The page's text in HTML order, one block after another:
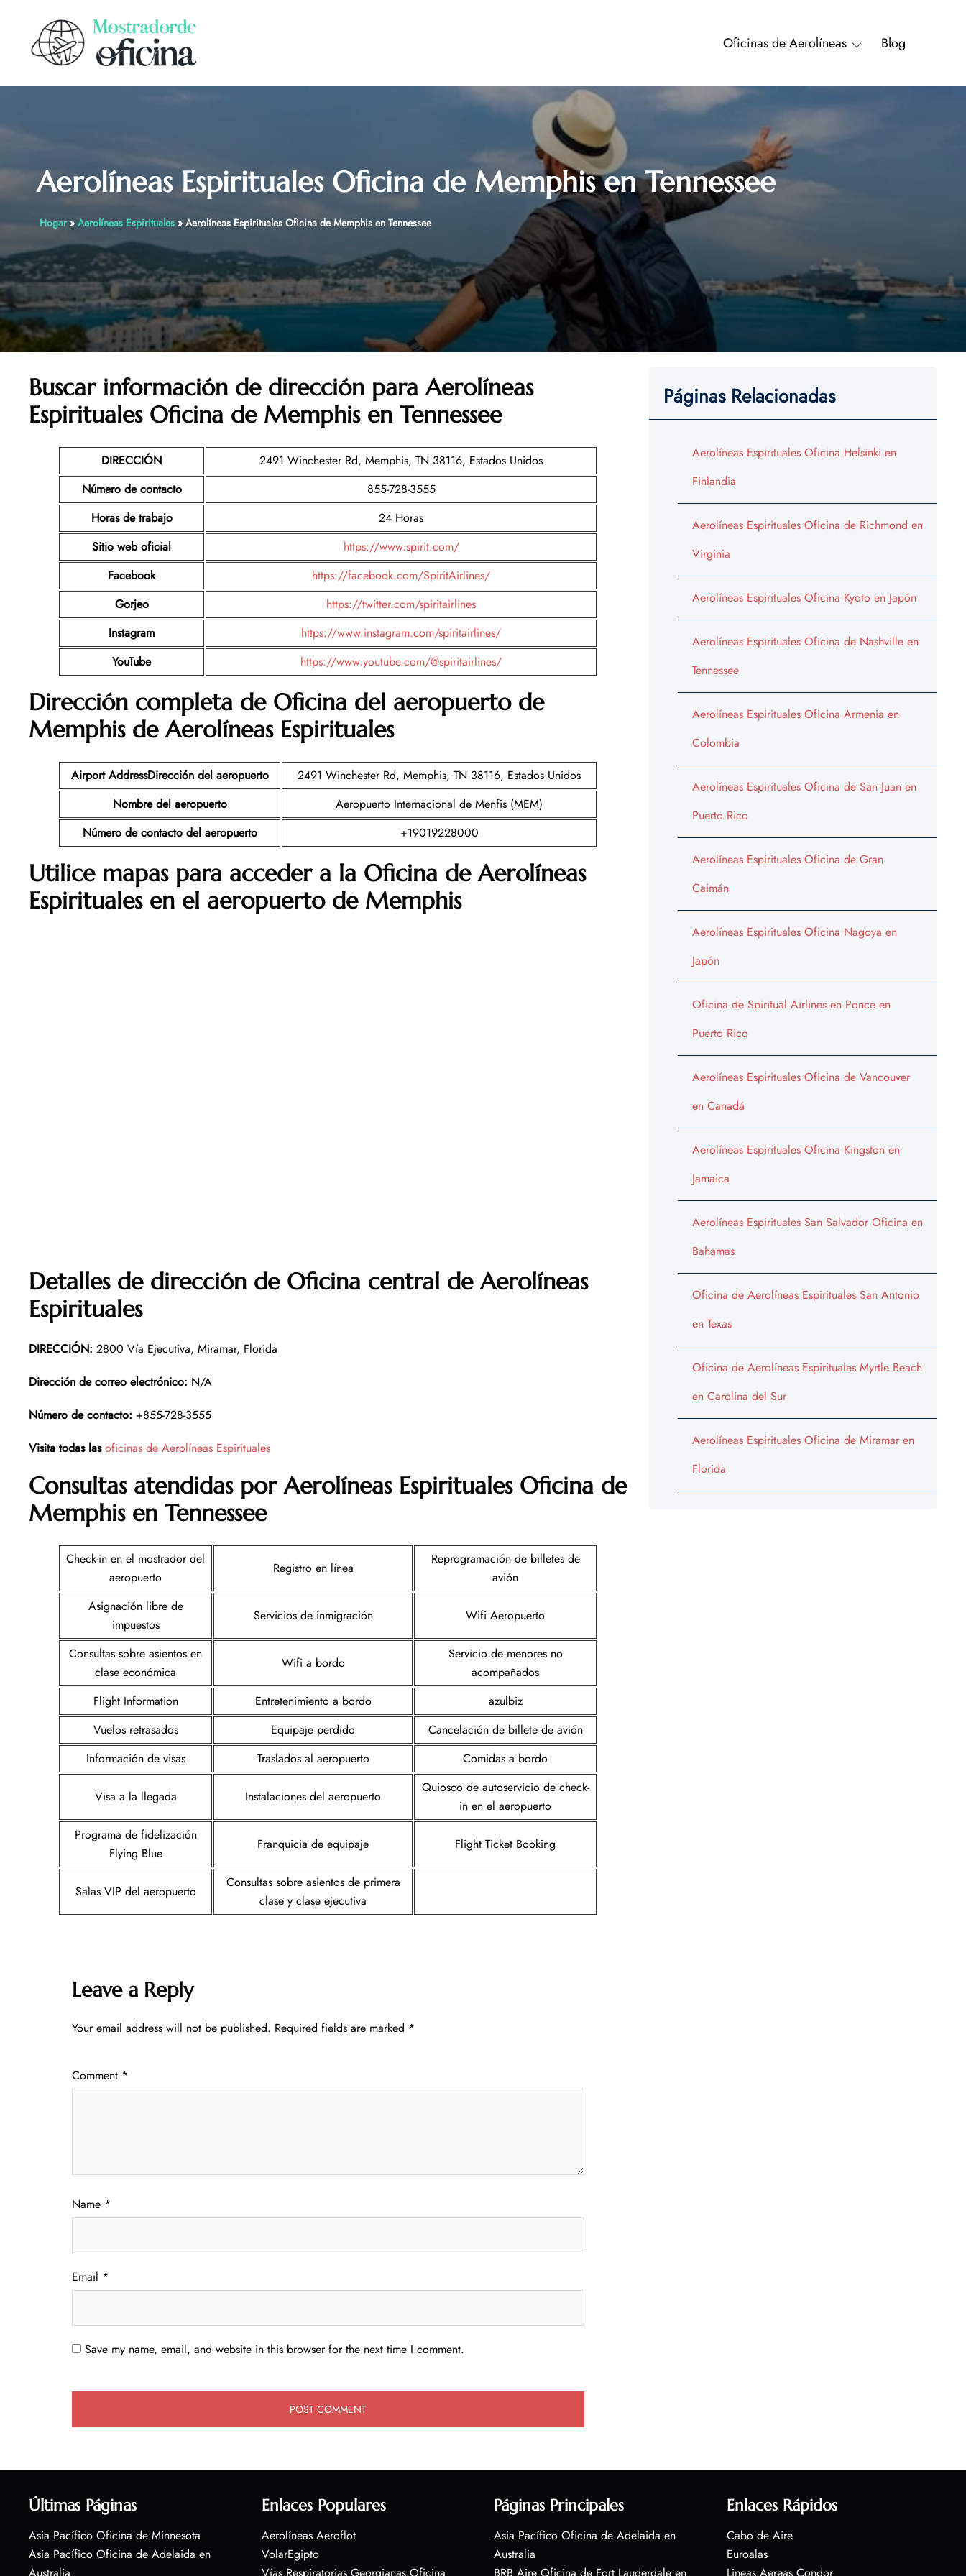
content
Oficinas de Aerolíneas Blog
Aerolíneas Espirituales Oficina de Memphis en Tennessee
Hogar» Aerolíneas Espirituales» Aerolíneas Espirituales Oficina de Memphis en Tennessee
Buscar información de dirección para Aerolíneas
Espirituales Oficina de Memphis en Tennessee
DIRECCIÓN
2491 Winchester Rd, Memphis, TN 38116, Estados Unidos
Número de contacto
855-728-3555
Horas de trabajo
24 Horas
Sitio web oficial
https://www.spirit.com/
Facebook
https://facebook.com/SpiritAirlines/
Gorjeo
https://twitter.com/spiritairlines
Instagram
https://www.instagram.com/spiritairlines/
YouTube
https://www.youtube.com/@spiritairlines/
Dirección completa de Oficina del aeropuerto de
Memphis de Aerolíneas Espirituales
Airport AddressDirección del aeropuerto
2491 Winchester Rd, Memphis, TN 38116, Estados Unidos
Nombre del aeropuerto
Aeropuerto Internacional de Menfis (MEM)
Número de contacto del aeropuerto
+19019228000
Utilice mapas para acceder a la Oficina de Aerolíneas
Espirituales en el aeropuerto de Memphis
Detalles de dirección de Oficina central de Aerolíneas
Espirituales
DIRECCIÓN: 2800 Vía Ejecutiva, Miramar, Florida
Dirección de correo electrónico: N/A
Número de contacto: +855-728-3555
Visita todas las oficinas de Aerolíneas Espirituales
Consultas atendidas por Aerolíneas Espirituales Oficina de
Memphis en Tennessee
Check-in en el mostrador del
aeropuerto
Registro en línea
Reprogramación de billetes de
avión
Asignación libre de
impuestos
Servicios de inmigración Wifi Aeropuerto
Consultas sobre asientos en
clase económica
Wifi a bordo
Servicio de menores no
acompañados
Flight Information
Entretenimiento a bordo
azulbiz
Vuelos retrasados
Equipaje perdido
Cancelación de billete de avión
Información de visas
Traslados al aeropuerto Comidas a bordo
Visa a la llegada Instalaciones del aeropuerto
Quiosco de autoservicio de check-
in en el aeropuerto
Programa de fidelización
Flying Blue
Franquicia de equipaje Flight Ticket Booking
Salas VIP del aeropuerto
Consultas sobre asientos de primera
clase y clase ejecutiva
Leave a Reply
Your email address will not be published. Required fields are marked *
Comment *
Name *
Email *
Save my name, email, and website in this browser for the next time I comment.
Páginas Relacionadas
Aerolíneas Espirituales Oficina Helsinki en
Finlandia
Aerolíneas Espirituales Oficina de Richmond en
Virginia
Aerolíneas Espirituales Oficina Kyoto en Japón
Aerolíneas Espirituales Oficina de Nashville en
Tennessee
Aerolíneas Espirituales Oficina Armenia en
Colombia
Aerolíneas Espirituales Oficina de San Juan en
Puerto Rico
Aerolíneas Espirituales Oficina de Gran
Caimán
Aerolíneas Espirituales Oficina Nagoya en
Japón
Oficina de Spiritual Airlines en Ponce en
Puerto Rico
Aerolíneas Espirituales Oficina de Vancouver
en Canadá
Aerolíneas Espirituales Oficina Kingston en
Jamaica
Aerolíneas Espirituales San Salvador Oficina en
Bahamas
Oficina de Aerolíneas Espirituales San Antonio
en Texas
Oficina de Aerolíneas Espirituales Myrtle Beach
en Carolina del Sur
Aerolíneas Espirituales Oficina de Miramar en
Florida
Últimas Páginas
Asia Pacífico Oficina de Minnesota
Asia Pacífico Oficina de Adelaida en
Enlaces Populares
Aerolíneas Aeroflot
VolarEgipto
Páginas Principales
Asia Pacífico Oficina de Adelaida en
Australia
Enlaces Rápidos
Cabo de Aire
Euroalas